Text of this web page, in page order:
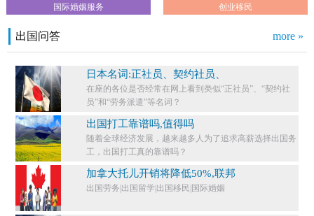
国际婚姻服务 创业移民
出国问答 more »
日本名词:正社员、契约社员、
在座的各位是否经常在网上看到类似“正社员”、“契约社
员”和“劳务派遣”等名词？
出国打工靠谱吗,值得吗
随着全球经济发展，越来越多人为了追求高薪选择出国务
工，出国打工真的靠谱吗？
加拿大托儿开销将降低50%,联邦
出国劳务|出国留学|出国移民|国际婚姻